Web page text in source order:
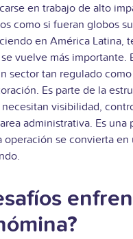
en trabajo de alto
como si fueran globos
en América Latina,
vuelve más importante.
sector tan regulado
Es parte de la
visibilidad,
administrativa. Es una
operación se convierta en